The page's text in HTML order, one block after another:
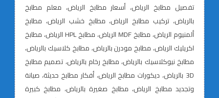
تفصيل مطابخ الرياض، أسعار مطابخ الرياض، معلم مطابخ
بالرياض، تركيب مطابخ الرياض، مطابخ خشب الرياض، مطابخ
ألمنيوم الرياض، مطابخ MDF الرياض، مطابخ HPL الرياض، مطابخ
اكريليك الرياض، مطابخ مودرن بالرياض، مطابخ كلاسيك بالرياض،
مطابخ نيوكلاسيك بالرياض، مطابخ رخام بالرياض، تصميم مطابخ
3D بالرياض، ديكورات مطابخ الرياض، أفكار مطابخ حديثة، صيانة
وتجديد مطابخ الرياض، مطابخ صغيرة بالرياض، مطابخ كبيرة